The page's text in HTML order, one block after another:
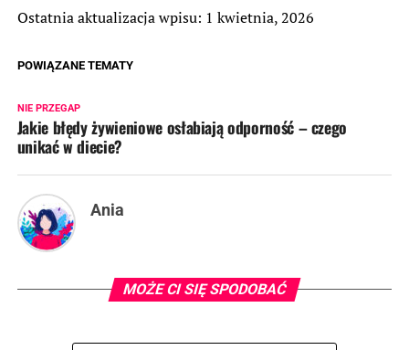
Ostatnia aktualizacja wpisu: 1 kwietnia, 2026
POWIĄZANE TEMATY
NIE PRZEGAP
Jakie błędy żywieniowe osłabiają odporność – czego
unikać w diecie?
Ania
MOŻE CI SIĘ SPODOBAĆ